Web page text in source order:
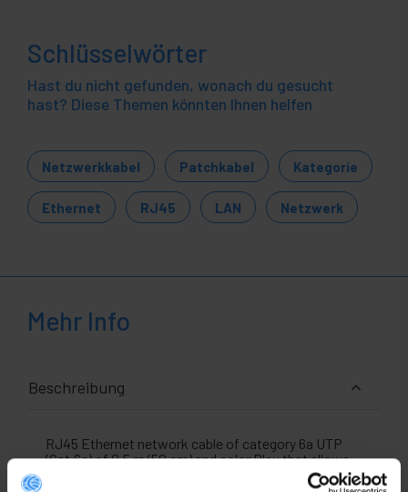
Schlüsselwörter
Hast du nicht gefunden, wonach du gesucht
hast? Diese Themen könnten Ihnen helfen
Netzwerkkabel Patchkabel Kategorie
Ethernet RJ45 LAN Netzwerk
Mehr Info
Beschreibung
RJ45 Ethernet network cable of category 6a UTP
(Cat.6a) of 0,5 m (50 cm) and color Blau that allows
both data and voice transmission in a standardized